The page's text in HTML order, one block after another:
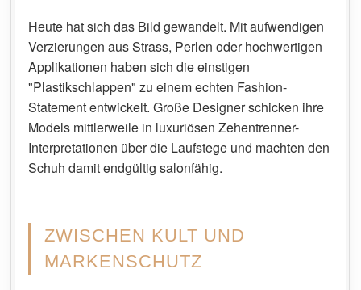
Heute hat sich das Bild gewandelt. Mit aufwendigen
Verzierungen aus Strass, Perlen oder hochwertigen
Applikationen haben sich die einstigen
"Plastikschlappen" zu einem echten Fashion-
Statement entwickelt. Große Designer schicken ihre
Models mittlerweile in luxuriösen Zehentrenner-
Interpretationen über die Laufstege und machten den
Schuh damit endgültig salonfähig.
ZWISCHEN KULT UND
MARKENSCHUTZ